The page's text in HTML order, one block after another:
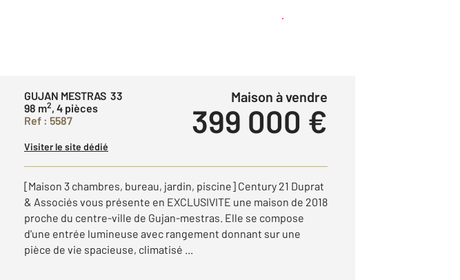
Créer une alerte
GUJAN MESTRAS 33
98 m2, 4 pièces
Ref : 5587
Maison à vendre
399 000 €
Visiter le site dédié
[Maison 3 chambres, bureau, jardin, piscine] Century 21 Duprat
& Associés vous présente en EXCLUSIVITE une maison de 2018
proche du centre-ville de Gujan-mestras. Elle se compose
d'une entrée lumineuse avec rangement donnant sur une
pièce de vie spacieuse, climatisé ...